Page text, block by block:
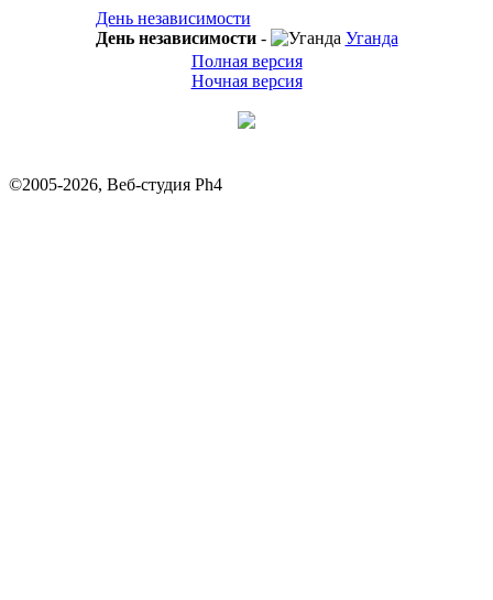
День независимости
День независимости-
Уганда
Полная версия
Ночная версия
©2005-2026, Веб-студия Ph4